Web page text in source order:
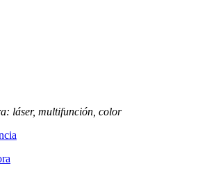
láser, multifunción, color